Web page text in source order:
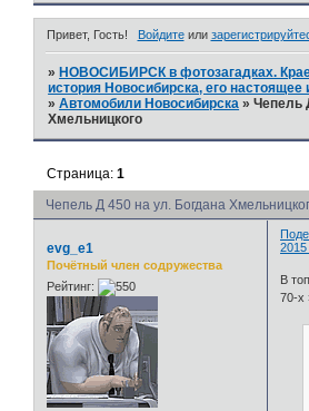
Привет, Гость! Войдитеили
» НОВОСИБИРСК в фотозагадках.
история Новосибирска, его
»Автомобили Новосибирска »Чепель
Хмельницкого
Чепель Д 450 на ул. Богдана
Страница:1
2015
evg_e1
Почётный член содружества
Рейтинг:
В
70-х